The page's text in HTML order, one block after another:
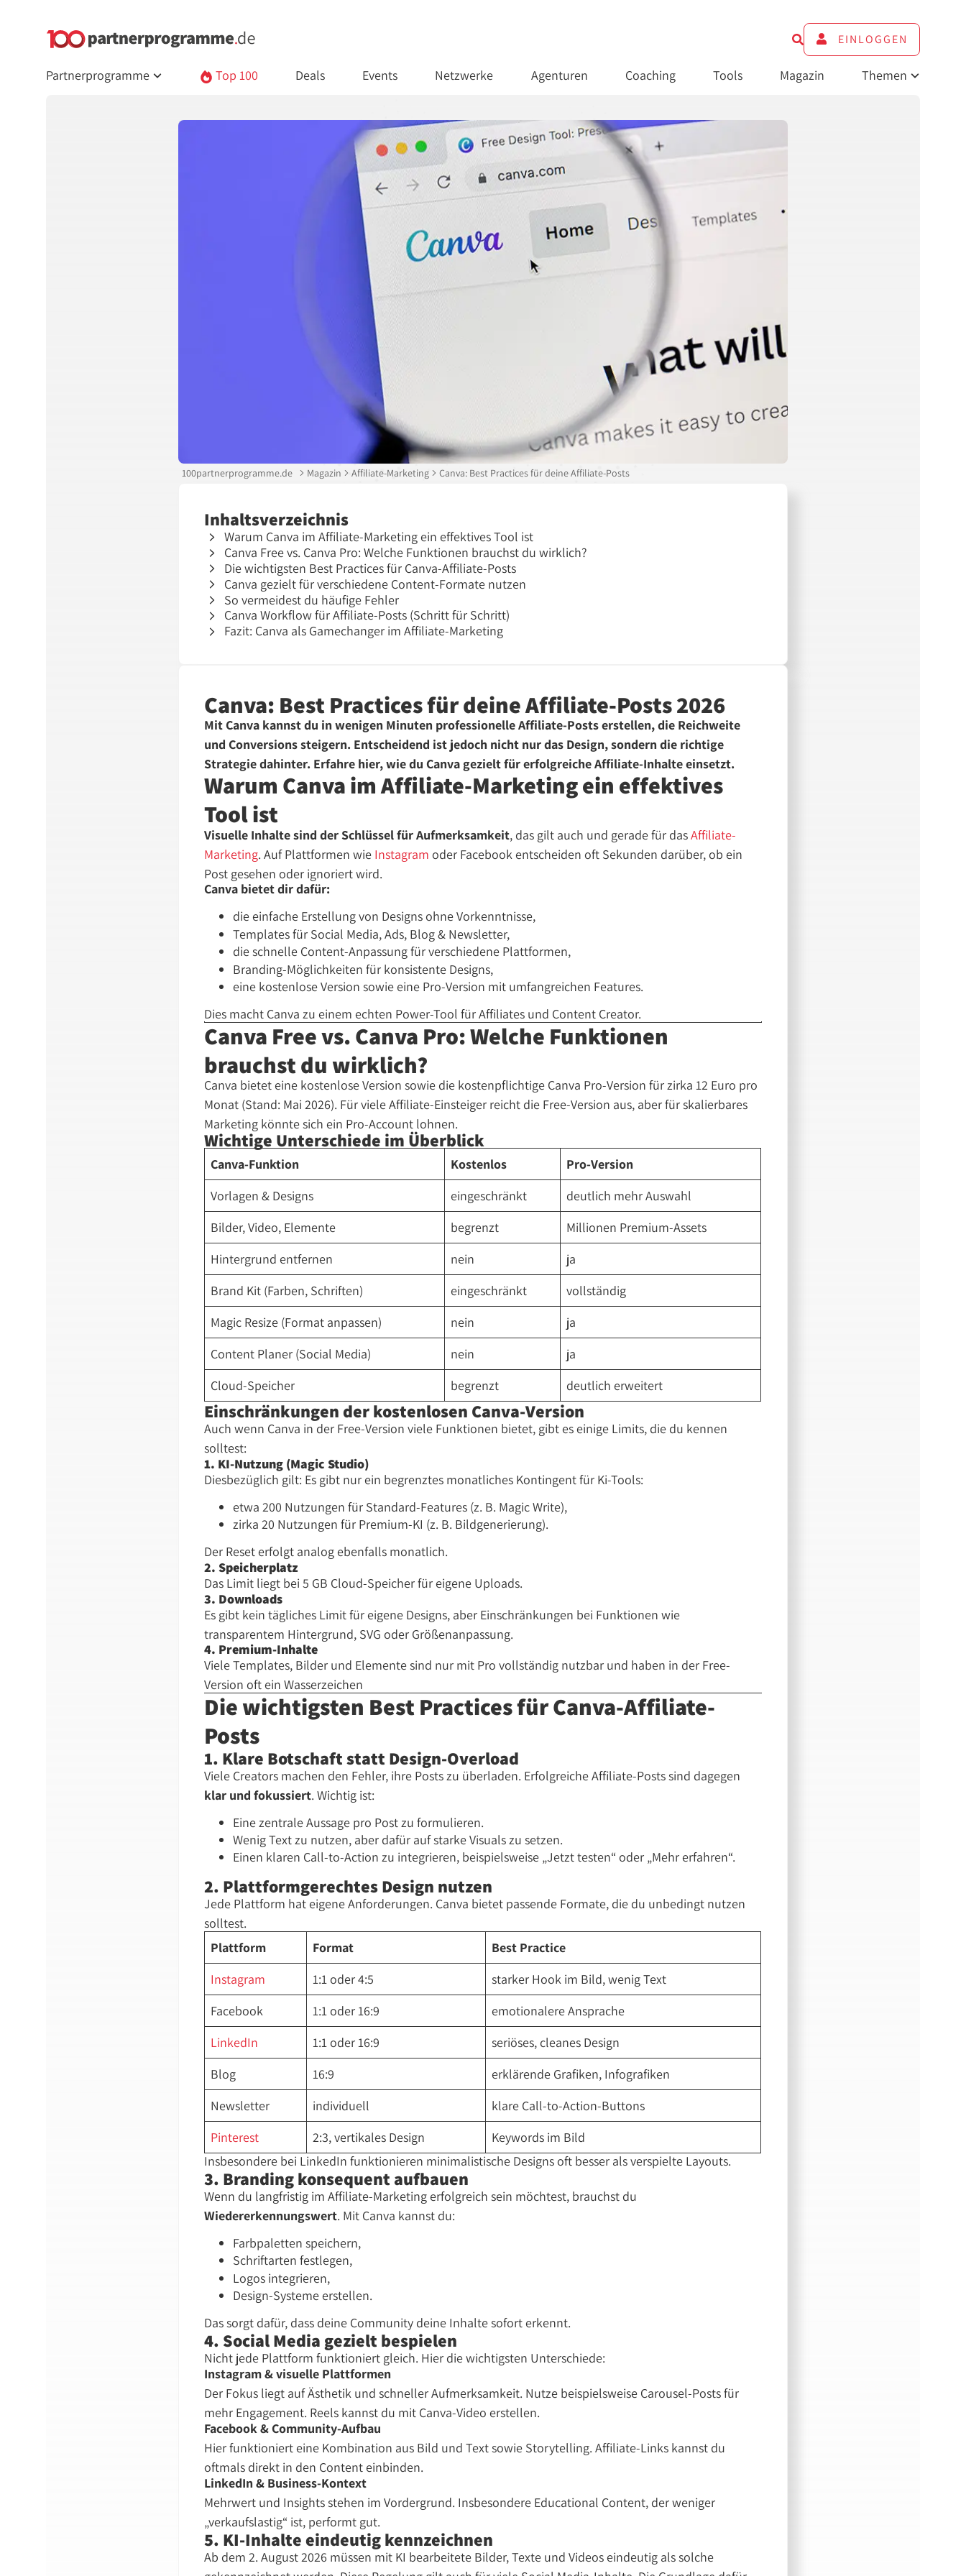
EINLOGGEN
Partnerprogramme Top 100 Deals Events Netzwerke Agenturen Coaching Tools Magazin Themen
100partnerprogramme.de Magazin Affiliate-Marketing Canva: Best Practices für deine Affiliate-Posts
Inhaltsverzeichnis
Warum Canva im Affiliate-Marketing ein effektives Tool ist
Canva Free vs. Canva Pro: Welche Funktionen brauchst du wirklich?
Die wichtigsten Best Practices für Canva-Affiliate-Posts
Canva gezielt für verschiedene Content-Formate nutzen
So vermeidest du häufige Fehler
Canva Workflow für Affiliate-Posts (Schritt für Schritt)
Fazit: Canva als Gamechanger im Affiliate-Marketing
Canva: Best Practices für deine Affiliate-Posts 2026
Mit Canva kannst du in wenigen Minuten professionelle Affiliate-Posts erstellen, die Reichweite
und Conversions steigern. Entscheidend ist jedoch nicht nur das Design, sondern die richtige
Strategie dahinter. Erfahre hier, wie du Canva gezielt für erfolgreiche Affiliate-Inhalte einsetzt.
Warum Canva im Affiliate-Marketing ein effektives
Tool ist
Visuelle Inhalte sind der Schlüssel für Aufmerksamkeit, das gilt auch und gerade für dasAffiliate-
Marketing. Auf Plattformen wie Instagram oder Facebook entscheiden oft Sekunden darüber, ob ein
Post gesehen oder ignoriert wird.
Canva bietet dir dafür:
die einfache Erstellung von Designs ohne Vorkenntnisse,
Templates für Social Media, Ads, Blog & Newsletter,
die schnelle Content-Anpassung für verschiedene Plattformen,
Branding-Möglichkeiten für konsistente Designs,
eine kostenlose Version sowie eine Pro-Version mit umfangreichen Features.
Dies macht Canva zu einem echten Power-Tool für Affiliates und Content Creator.
Canva Free vs. Canva Pro: Welche Funktionen
brauchst du wirklich?
Canva bietet eine kostenlose Version sowie die kostenpflichtige Canva Pro-Version für zirka 12 Euro pro
Monat (Stand: Mai 2026). Für viele Affiliate-Einsteiger reicht die Free-Version aus, aber für skalierbares
Marketing könnte sich ein Pro-Account lohnen.
Wichtige Unterschiede im Überblick
Canva-Funktion Kostenlos
Pro-Version
Vorlagen & Designs
eingeschränkt
deutlich mehr Auswahl
Bilder, Video, Elemente
begrenzt
Millionen Premium-Assets
Hintergrund entfernen
nein
ja
Brand Kit (Farben, Schriften)
eingeschränkt
vollständig
Magic Resize (Format anpassen)
nein
ja
Content Planer (Social Media)
nein
ja
Cloud-Speicher
begrenzt deutlich erweitert
Einschränkungen der kostenlosen Canva-Version
Auch wenn Canva in der Free-Version viele Funktionen bietet, gibt es einige Limits, die du kennen
solltest:
1. KI-Nutzung (Magic Studio)
Diesbezüglich gilt: Es gibt nur ein begrenztes monatliches Kontingent für Ki-Tools:
etwa 200 Nutzungen für Standard-Features (z. B. Magic Write),
zirka 20 Nutzungen für Premium-KI (z. B. Bildgenerierung).
Der Reset erfolgt analog ebenfalls monatlich.
2. Speicherplatz
Das Limit liegt bei 5 GB Cloud-Speicher für eigene Uploads.
3. Downloads
Es gibt kein tägliches Limit für eigene Designs, aber Einschränkungen bei Funktionen wie
transparentem Hintergrund, SVG oder Größenanpassung.
4. Premium-Inhalte
Viele Templates, Bilder und Elemente sind nur mit Pro vollständig nutzbar und haben in der Free-
Version oft ein Wasserzeichen
Die wichtigsten Best Practices für Canva-Affiliate-
Posts
1. Klare Botschaft statt Design-Overload
Viele Creators machen den Fehler, ihre Posts zu überladen. Erfolgreiche Affiliate-Posts sind dagegen
klar und fokussiert. Wichtig ist:
Eine zentrale Aussage pro Post zu formulieren.
Wenig Text zu nutzen, aber dafür auf starke Visuals zu setzen.
Einen klaren Call-to-Action zu integrieren, beispielsweise Jetzt testen oder Mehr erfahren .
2. Plattformgerechtes Design nutzen
Jede Plattform hat eigene Anforderungen. Canva bietet passende Formate, die du unbedingt nutzen
solltest.
Plattform
Format
Best Practice
Instagram
1:1 oder 4:5
starker Hook im Bild, wenig Text
Facebook
1:1 oder 16:9
emotionalere Ansprache
LinkedIn
1:1 oder 16:9
seriöses, cleanes Design
Blog
16:9
erklärende Grafiken, Infografiken
Newsletter
individuell
klare Call-to-Action-Buttons
Pinterest
2:3, vertikales Design
Keywords im Bild
Insbesondere bei LinkedIn funktionieren minimalistische Designs oft besser als verspielte Layouts.
3. Branding konsequent aufbauen
Wenn du langfristig im Affiliate-Marketing erfolgreich sein möchtest, brauchst du
Wiedererkennungswert. Mit Canva kannst du:
Farbpaletten speichern,
Schriftarten festlegen,
Logos integrieren,
Design-Systeme erstellen.
Das sorgt dafür, dass deine Community deine Inhalte sofort erkennt.
4. Social Media gezielt bespielen
Nicht jede Plattform funktioniert gleich. Hier die wichtigsten Unterschiede:
Instagram & visuelle Plattformen
Der Fokus liegt auf Ästhetik und schneller Aufmerksamkeit. Nutze beispielsweise Carousel-Posts für
mehr Engagement. Reels kannst du mit Canva-Video erstellen.
Facebook & Community-Aufbau
Hier funktioniert eine Kombination aus Bild und Text sowie Storytelling. Affiliate-Links kannst du
oftmals direkt in den Content einbinden.
LinkedIn & Business-Kontext
Mehrwert und Insights stehen im Vordergrund. Insbesondere Educational Content, der weniger
verkaufslastig ist, performt gut.
5. KI-Inhalte eindeutig kennzeichnen
Ab dem 2. August 2026 müssen mit KI bearbeitete Bilder, Texte und Videos eindeutig als solche